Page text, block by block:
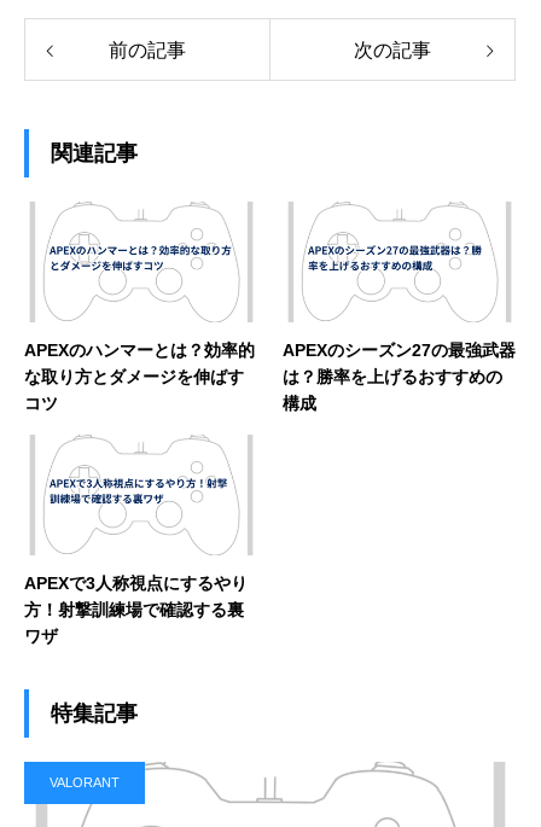
前の記事 次の記事
関連記事
APEXのハンマーとは？効率的
な取り方とダメージを伸ばす
コツ
APEXのシーズン27の最強武器
は？勝率を上げるおすすめの
構成
APEXで3人称視点にするやり
方！射撃訓練場で確認する裏
ワザ
特集記事
VALORANT